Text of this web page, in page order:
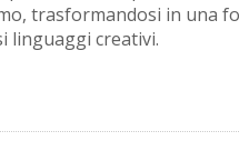
trasformandosi in una
linguaggi creativi.